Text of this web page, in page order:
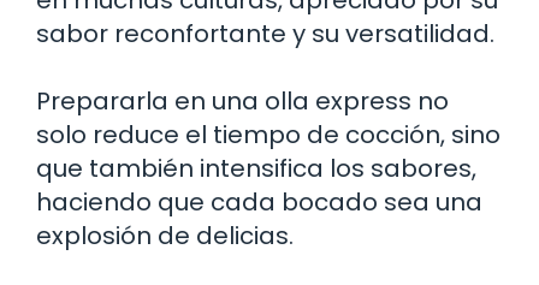
sabor reconfortante y su versatilidad.
Prepararla en una olla express no
solo reduce el tiempo de cocción, sino
que también intensifica los sabores,
haciendo que cada bocado sea una
explosión de delicias.